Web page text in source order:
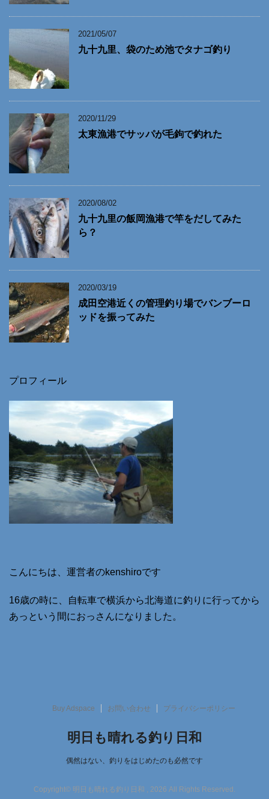
2021/05/07
九十九里、袋のため池でタナゴ釣り
2020/11/29
太東漁港でサッパが毛鉤で釣れた
2020/08/02
九十九里の飯岡漁港で竿をだしてみた
ら？
2020/03/19
成田空港近くの管理釣り場でバンブーロ
ッドを振ってみた
プロフィール
こんにちは、運営者のkenshiroです
16歳の時に、自転車で横浜から北海道に釣りに行ってから
あっという間におっさんになりました。
Buy Adspace お問い合わせ プライバシーポリシー
明日も晴れる釣り日和
偶然はない、釣りをはじめたのも必然です
Copyright© 明日も晴れる釣り日和 , 2026 All Rights Reserved.